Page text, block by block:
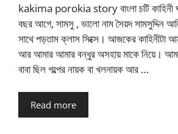
kakima porokia story বাংলা চটি কাহিনী
বছর আগে, সামসু , ভালো নাম সৈয়দ
সাথে পড়তাম ক্লাস সিক্সে। আজকের কাহিনীটা
আর আমার আমার বন্ধুর অসহায় মাকে নিয়ে।
বাবা ছিল গল্পের নায়ক বা খলনায়ক আর …
Read more